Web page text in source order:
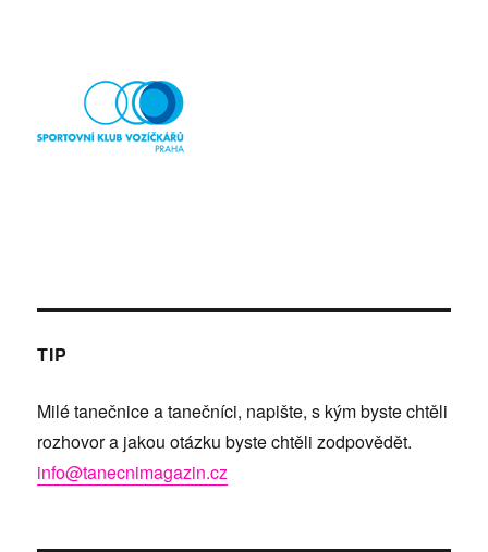
TIP
Milé tanečnice a tanečníci, napište, s kým byste chtěli
rozhovor a jakou otázku byste chtěli zodpovědět.
info@tanecnimagazin.cz